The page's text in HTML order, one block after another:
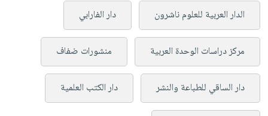
الدار العربية للعلوم ناشرون دار الفارابي
مركز دراسات الوحدة العربية منشورات ضفاف
دار الساقي للطباعة والنشر دار الكتب العلمية